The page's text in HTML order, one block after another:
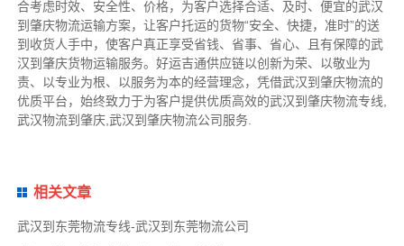
合考虑时效、安全性、价格，为客户选择合适、及时、便宜的武汉
到肇庆物流运输方案，让客户托运的货物“安全、快捷，准时”的送
到收货人手中，使客户真正享受省钱、省事、省心、且有保障的武
汉到肇庆货物运输服务。好运吉通供应链以创新为荣、以敬业为
责、以专业为根、以服务为本的经营理念，凭借武汉到肇庆物流的
优质平台，始终致力于为客户提供优质高效的武汉到肇庆物流专线,
武汉物流到肇庆,武汉到肇庆物流公司服务.
相关文章
武汉到东莞物流专线-武汉到东莞物流公司